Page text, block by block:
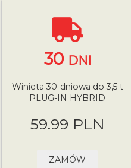
30 DNI
Winieta 30-dniowa do 3,5 t
PLUG-IN HYBRID
59.99 PLN
ZAMÓW